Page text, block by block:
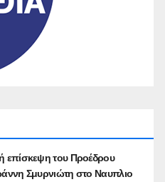
επίσκεψη του Προέδρου
Σμυρνιώτη στο Ναυπλιο